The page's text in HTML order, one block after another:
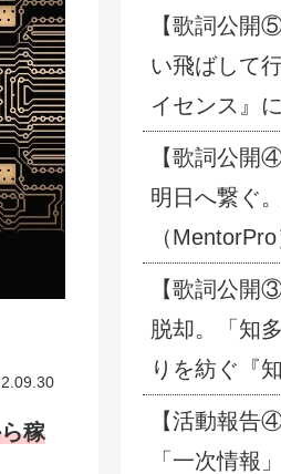
稼
【歌詞公開
い飛ばして
イセンス』
【歌詞公開
明日へ繋ぐ
（MentorPro
【歌詞公開
脱却。「知
りを紡ぐ『
【活動報告
「一次情報